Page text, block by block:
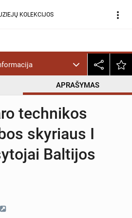
KOLEKCIJOS more_vert
APRAŠYMAS
technikos
skyriaus I
Baltijos